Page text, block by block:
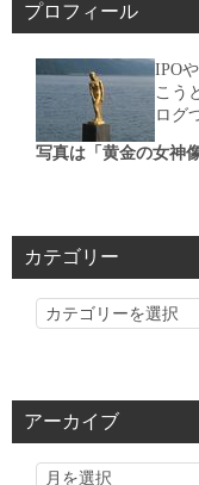
プロフィール
IPO
こう
ログ
写真は「黄金の女神
カテゴリー
カ
リ
アーカイブ